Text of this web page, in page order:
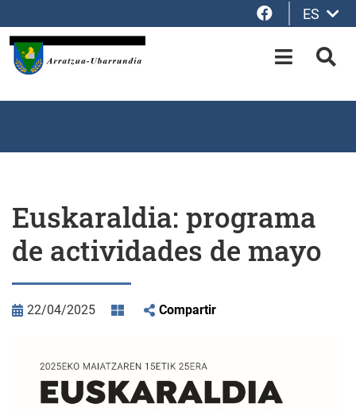
Facebook
ES
OPEN-
Euskaraldia: programa
de actividades de mayo
22/04/2025 Compartir